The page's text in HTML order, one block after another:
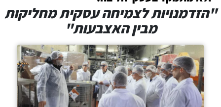
"הזדמנויות לצמיחה עסקית מחליקות
מבין האצבעות"